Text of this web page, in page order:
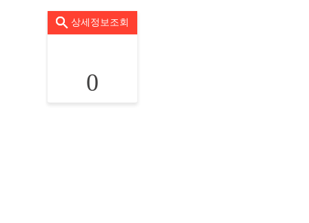
상세정보조회
0